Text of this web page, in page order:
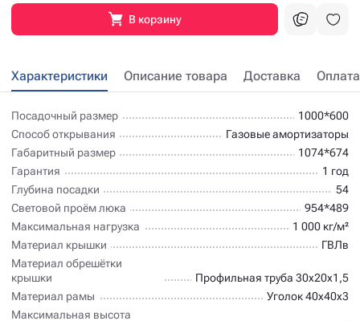
В корзину
Характеристики Описание товара Доставка Оплата
Посадочный размер
1000*600
Способ открывания
Газовые амортизаторы
Габаритный размер
1074*674
Гарантия
1 год
Глубина посадки
54
Световой проём люка
954*489
Максимальная нагрузка
1 000 кг/м²
Материал крышки
ГВЛв
Материал обрешётки
крышки
Профильная труба 30х20х1,5
Материал рамы
Уголок 40х40х3
Максимальная высота